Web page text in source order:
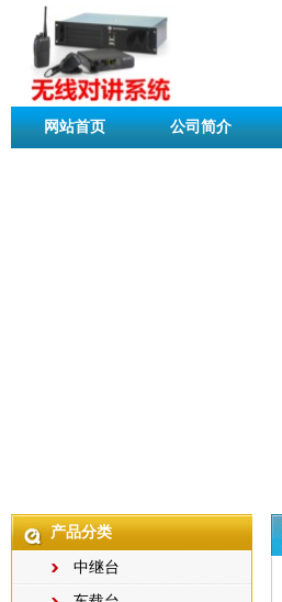
网站首页 公司简介
产品分类
中继台